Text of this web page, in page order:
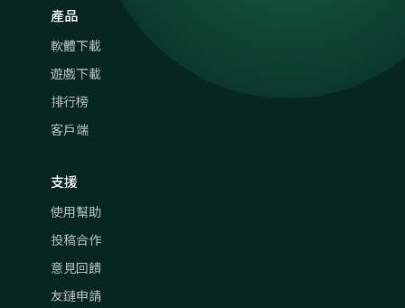
產品
軟體下載
遊戲下載
排行榜
客戶端
支援
使用幫助
投稿合作
意見回饋
友鏈申請